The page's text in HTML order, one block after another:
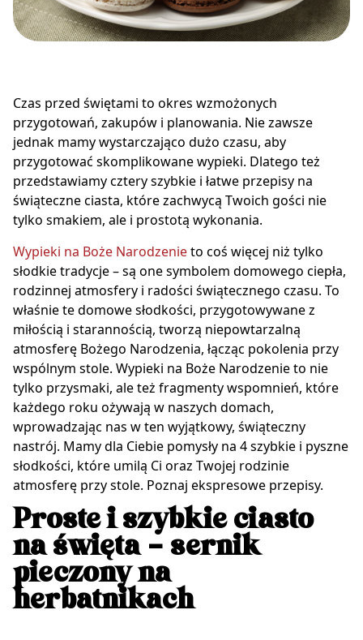
Czas przed świętami to okres wzmożonych
przygotowań, zakupów i planowania. Nie zawsze
jednak mamy wystarczająco dużo czasu, aby
przygotować skomplikowane wypieki. Dlatego też
przedstawiamy cztery szybkie i łatwe przepisy na
świąteczne ciasta, które zachwycą Twoich gości nie
tylko smakiem, ale i prostotą wykonania.
Wypieki na Boże Narodzenieto coś więcej niż tylko
słodkie tradycje – są one symbolem domowego ciepła,
rodzinnej atmosfery i radości świątecznego czasu. To
właśnie te domowe słodkości, przygotowywane z
miłością i starannością, tworzą niepowtarzalną
atmosferę Bożego Narodzenia, łącząc pokolenia przy
wspólnym stole. Wypieki na Boże Narodzenie to nie
tylko przysmaki, ale też fragmenty wspomnień, które
każdego roku ożywają w naszych domach,
wprowadzając nas w ten wyjątkowy, świąteczny
nastrój. Mamy dla Ciebie pomysły na 4 szybkie i pyszne
słodkości, które umilą Ci oraz Twojej rodzinie
atmosferę przy stole. Poznaj ekspresowe przepisy.
Proste i szybkie ciasto
na święta – sernik
pieczony na
herbatnikach